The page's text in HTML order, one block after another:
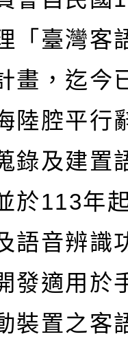
「臺灣客
畫，迄今
陸腔平行
錄及建置
於113年
語音辨識
發適用於
裝置之客